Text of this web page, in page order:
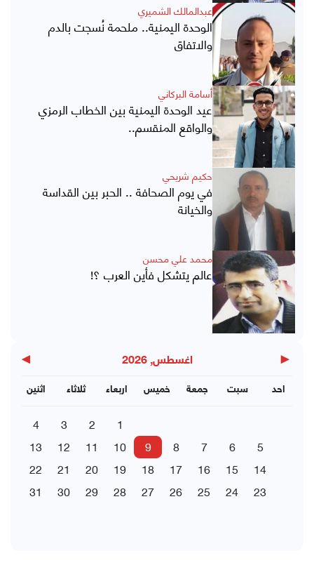
عبدالمالك الشميري
الوحدة اليمنية.. ملحمة نُسجت بالدم
والاتفاق
أسامة البركاني
عيد الوحدة اليمنية بين الخطاب الرمزي
والواقع المنقسم..
حكيم شريحي
في يوم الصحافة .. الحبر بين القداسة
والخيانة
محمد علي محسن
عالم يتشكل فأين العرب ؟!
◀ اغسطس, 2026 ▶
اثنين ثلاثاء اربعاء خميس جمعة سبت احد
1
2
3
4
5
6
7
8
9
10
11
12
13
14
15
16
17
18
19
20
21
22
23
24
25
26
27
28
29
30
31